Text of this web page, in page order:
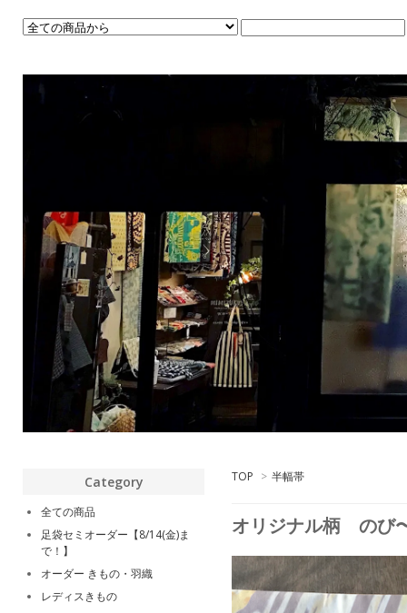
TOP > 半幅帯
オリジナル柄 のび
Category
全ての商品
足袋セミオーダー【8/14(金)ま
で！】
オーダー きもの・羽織
レディスきもの